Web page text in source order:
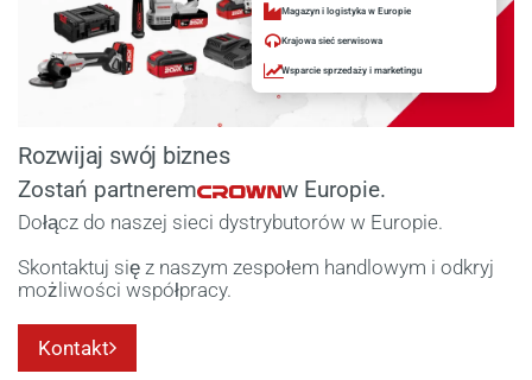
Rozwijaj swój biznes
Zostań partnerem w Europie.
Dołącz do naszej sieci dystrybutorów w Europie.
Skontaktuj się z naszym zespołem handlowym i odkryj
możliwości współpracy.
Kontakt
Magazyn i logistyka w Europie
Krajowa sieć serwisowa
Wsparcie sprzedaży i marketingu